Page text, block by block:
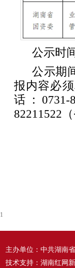
公示时
公示期
报内容必
话：
82211522
1
主办单位：中共湖南
技术支持：湖南红网